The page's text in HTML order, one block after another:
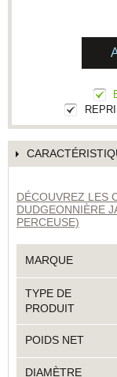
DÉCOUVREZ LES
DUDGEONNIÈRE
PERCEUSE)
MARQUE
TYPE DE
PRODUIT
POIDS NET
DIAMÈTRE